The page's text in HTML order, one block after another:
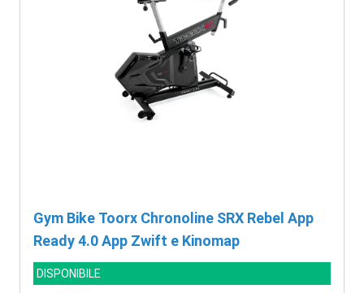
Gym Bike Toorx Chronoline SRX Rebel App
Ready 4.0 App Zwift e Kinomap
DISPONIBILE